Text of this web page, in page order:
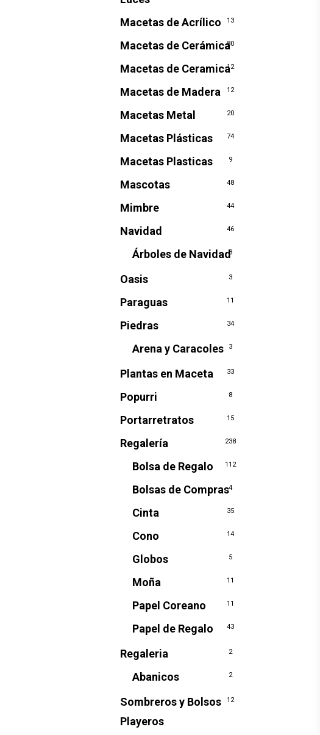
Macetas de Acrílico 13
Macetas de Cerámica80
Macetas de Ceramica12
Macetas de Madera 12
Macetas Metal 20
Macetas Plásticas 74
Macetas Plasticas 9
Mascotas 48
Mimbre 44
Navidad 46
Árboles de Navidad3
Oasis 3
Paraguas 11
Piedras 34
Arena y Caracoles 3
Plantas en Maceta 33
Popurri 8
Portarretratos 15
Regalería 238
Bolsa de Regalo 112
Bolsas de Compras4
Cinta 35
Cono 14
Globos 5
Moña 11
Papel Coreano 11
Papel de Regalo 43
Regaleria 2
Abanicos 2
Sombreros y Bolsos
Playeros
12